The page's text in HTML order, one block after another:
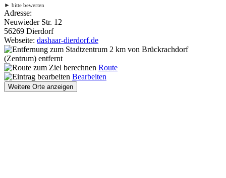
► bitte bewerten
Adresse:
Neuwieder Str. 12
56269 Dierdorf
Webseite: dashaar-dierdorf.de
2 km von Brückrachdorf
(Zentrum) entfernt
Route
Bearbeiten
Weitere Orte anzeigen